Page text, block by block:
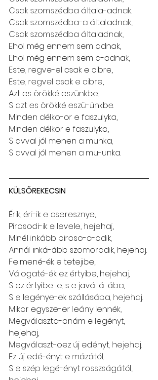
Csak szomszédba általa-adnak.
Csak szomszédba-a általadnak,
Csak szomszédba általadnak,
Ehol még ennem sem adnak,
Ehol még ennem sem a-adnak,
Este, regve-el csak e cibre,
Este, regvel csak e cibre,
Azt es örökké eszünkbe,
S azt es örökké eszü-ünkbe.
Minden délko-or e faszulyka,
Minden délkor e faszulyka,
S avval jól menen a munka,
S avval jól menen a mu-unka.
KÜLSŐREKECSIN
Érik, éri-ik e cseresznye,
Pirosodi-ik e levele, hejehaj,
Minél inkább piroso-o-odik,
Annál inká-ább szomorodik, hejehaj.
Felmené-ék e tetejibe,
Válogaté-ék ez értyibe, hejehaj,
S ez értyibe-e, s e javá-á-ába,
S e legénye-ek szállásába, hejehaj.
Mikor egysze-er leány lennék,
Megválaszta-anám e legényt,
hejehaj,
Megválaszt-oez új edényt, hejehaj.
Ez új edé-ényt e mázától,
S e szép legé-ényt rosszságától,